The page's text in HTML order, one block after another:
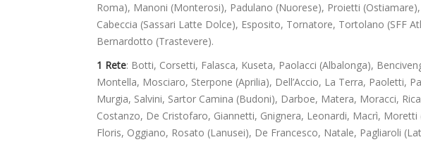
Roma), Manoni (Monterosi), Padulano (Nuorese), Proietti
Cabeccia (Sassari Latte Dolce), Esposito, Tornatore, Tortolano (SFF
Bernardotto (Trastevere).
1 Rete: Botti, Corsetti, Falasca, Kuseta, Paolacci (Albalonga),
Montella, Mosciaro, Sterpone (Aprilia), Dell’Accio, La Terra, Paoletti,
Murgia, Salvini, Sartor Camina (Budoni), Darboe, Matera, Moracci,
Costanzo, De Cristofaro, Giannetti, Gnignera, Leonardi, Macrì, Moretti
Floris, Oggiano, Rosato (Lanusei), De Francesco, Natale, Pagliaroli